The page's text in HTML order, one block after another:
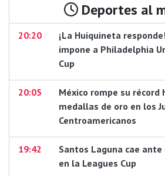
Deportes al
20:20
¡La Huiquineta
impone a Philadelphia
Cup
20:05
México rompe su récord
medallas de oro en los
Centroamericanos
19:42
Santos Laguna cae ante
en la Leagues Cup